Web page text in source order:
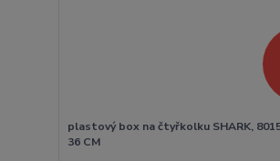
plastový box na čtyřkolku SHARK,
36 CM